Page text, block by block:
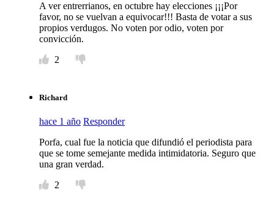
A ver entrerrianos, en octubre hay elecciones ¡¡¡Por
favor, no se vuelvan a equivocar!!! Basta de votar a sus
propios verdugos. No voten por odio, voten por
convicción.
2
Richard
hace 1 año Responder
Porfa, cual fue la noticia que difundió el periodista para
que se tome semejante medida intimidatoria. Seguro que
una gran verdad.
2